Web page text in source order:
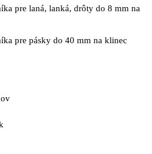
pre laná, lanká, drôty do 8 mm na
pre pásky do 40 mm na klinec